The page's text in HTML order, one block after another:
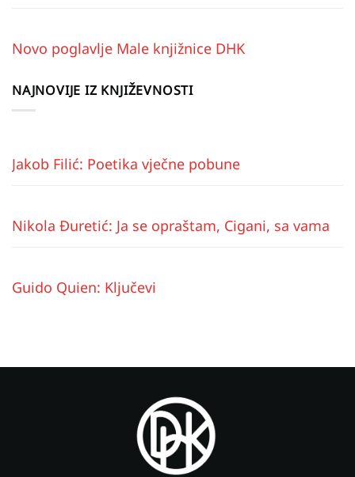
Novo poglavlje Male knjižnice DHK
NAJNOVIJE IZ KNJIŽEVNOSTI
Jakob Filić: Poetika vječne pobune
Nikola Đuretić: Ja se opraštam, Cigani, sa vama
Guido Quien: Ključevi